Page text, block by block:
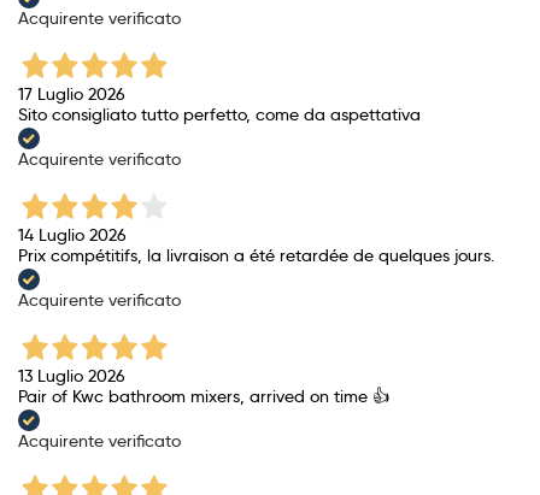
Acquirente verificato
17 Luglio 2026
Sito consigliato tutto perfetto, come da aspettativa
Acquirente verificato
14 Luglio 2026
Prix ​​compétitifs, la livraison a été retardée de quelques jours.
Acquirente verificato
13 Luglio 2026
Pair of Kwc bathroom mixers, arrived on time 👍
Acquirente verificato